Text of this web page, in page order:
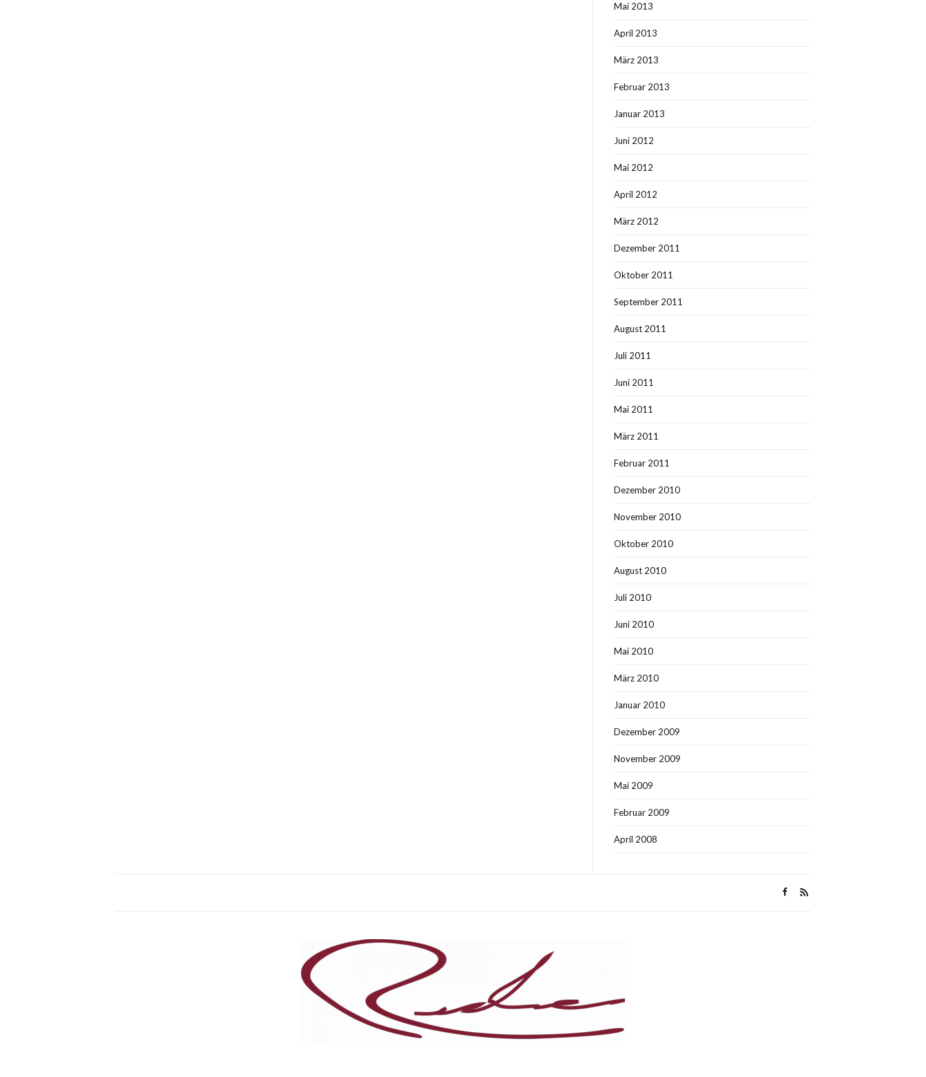
Mai 2013
April 2013
März 2013
Februar 2013
Januar 2013
Juni 2012
Mai 2012
April 2012
März 2012
Dezember 2011
Oktober 2011
September 2011
August 2011
Juli 2011
Juni 2011
Mai 2011
März 2011
Februar 2011
Dezember 2010
November 2010
Oktober 2010
August 2010
Juli 2010
Juni 2010
Mai 2010
März 2010
Januar 2010
Dezember 2009
November 2009
Mai 2009
Februar 2009
April 2008